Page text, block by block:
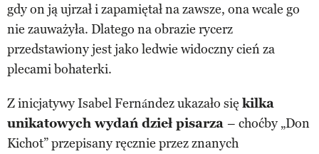
gdy on ją ujrzał i zapamiętał na zawsze, ona wcale go
nie zauważyła. Dlatego na obrazie rycerz
przedstawiony jest jako ledwie widoczny cień za
plecami bohaterki.
Z inicjatywy Isabel Fernández ukazało się kilka
unikatowych wydań dzieł pisarza – choćby „Don
Kichot” przepisany ręcznie przez znanych